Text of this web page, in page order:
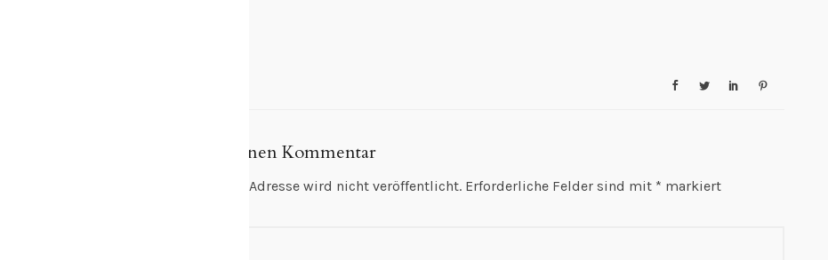
Schreibe einen Kommentar
Deine E-Mail-Adresse wird nicht veröffentlicht. Erforderliche Felder sind mit * markiert